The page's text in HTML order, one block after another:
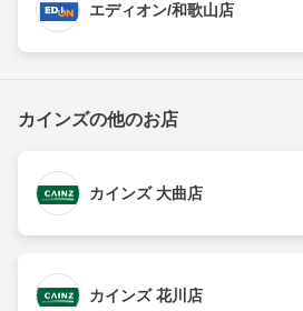
エディオン/和歌山店
カインズの他のお店
カインズ 大曲店
カインズ 花川店